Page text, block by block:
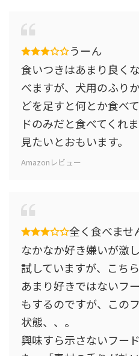
うーん
食いつきはあまり良く
べますが、犬用のふり
どを足すと何とか食べ
ドのみだと食べてくれ
見たいとおもいます。
Amazonレビュー
全く食べませ
なかなか好き嫌いが激
試していますが、こち
あまり好きではないフ
もするのですが、この
状態、、。
興味すら示さないフー